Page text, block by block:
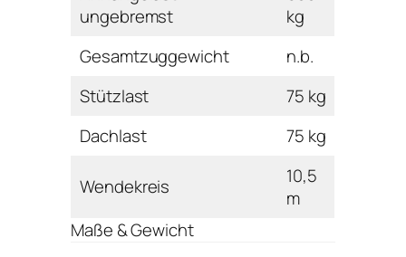
ungebremst
kg
Gesamtzuggewicht
n.b.
Stützlast
75 kg
Dachlast
75 kg
Wendekreis
10,5
m
Maße & Gewicht